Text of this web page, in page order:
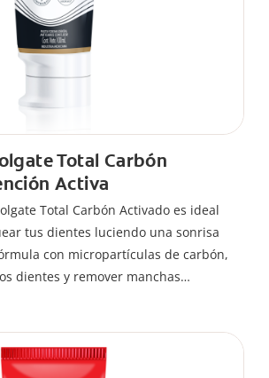
Total Carbón
Activa
Total Carbón Activado es ideal
tus dientes luciendo una sonrisa
con micropartículas de carbón,
dientes y remover manchas
en una pasta dental y por qué
manchas superficiales?
cómo incluirla en tu rutina, en casa o de